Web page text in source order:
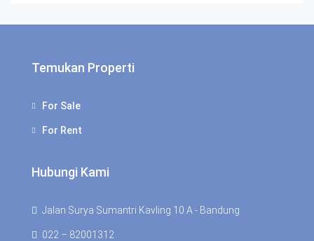
Temukan Properti
For Sale
For Rent
Hubungi Kami
Jalan Surya Sumantri Kavling 10 A - Bandung
022 – 82001312